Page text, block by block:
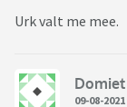
Urk valt me mee.
Domiet
09-08-2021